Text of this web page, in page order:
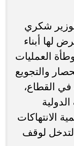
شكري
لها أبناء
العمليات
والتجويع
في القطاع،
الانتهاكات
لوقف